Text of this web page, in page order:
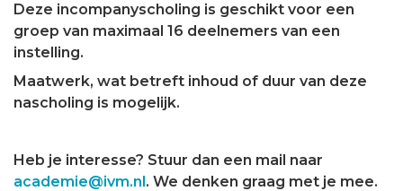
Deze incompanyscholing is geschikt voor een
groep van maximaal 16 deelnemers van een
instelling.
Maatwerk, wat betreft inhoud of duur van deze
nascholing is mogelijk.
Heb je interesse? Stuur dan een mail naar
academie@ivm.nl. We denken graag met je mee.